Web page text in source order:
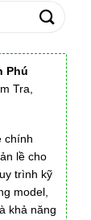
Phú
Tra,
chính
lề cho
trình kỹ
model,
khả năng